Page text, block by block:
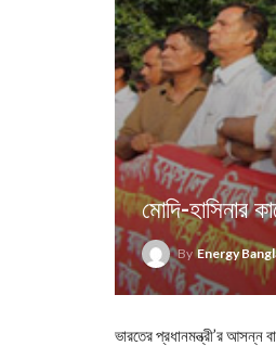
মোদি-হাসিনার
By Energy
ভারতের প্রধানমন্ত্রী’র আসন্ন